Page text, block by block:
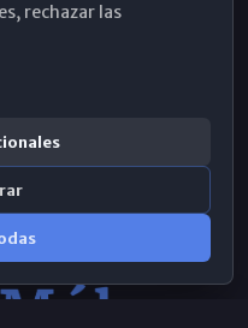
rechazar las